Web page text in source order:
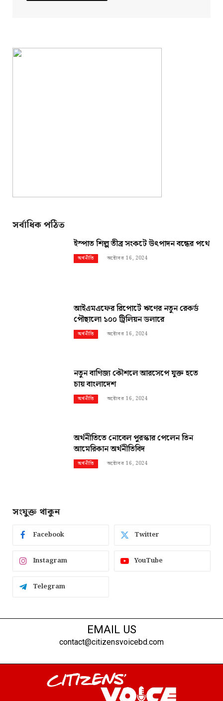
সর্বাধিক পঠিত
ইস্পাত শিল্প তীব্র সংকটে উৎপাদন বন্ধের পথে
অর্থনীতি অক্টোবর 16, 2024
আইএমএফের রিপোর্টে ঋণের নতুন রেকর্ড
পৌছালো ১০০ ট্রিলিয়ন ডলারে
অর্থনীতি অক্টোবর 16, 2024
নতুন বাণিজ্য কৌশলে আরসেপে যুক্ত হতে
চায় বাংলাদেশ
অর্থনীতি অক্টোবর 16, 2024
অর্থনীতিতে নোবেল পুরস্কার পেলেন তিন
আমেরিকান অর্থনীতিবিদ
অর্থনীতি অক্টোবর 16, 2024
সংযুক্ত থাকুন
Facebook Twitter
Instagram YouTube
Telegram
EMAIL US
contact@citizensvoicebd.com